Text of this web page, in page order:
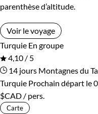
parenthèse d’altitude.
Voir le voyage
Turquie En groupe
4,10 / 5
14 jours Montagnes du
Turquie Prochain départ le
$CAD / pers.
Carte